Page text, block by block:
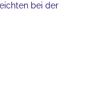
bei der